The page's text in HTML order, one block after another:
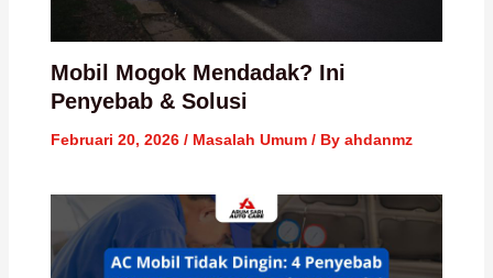
Mobil Mogok Mendadak? Ini
Penyebab & Solusi
Februari 20, 2026 / Masalah Umum/ By ahdanmz